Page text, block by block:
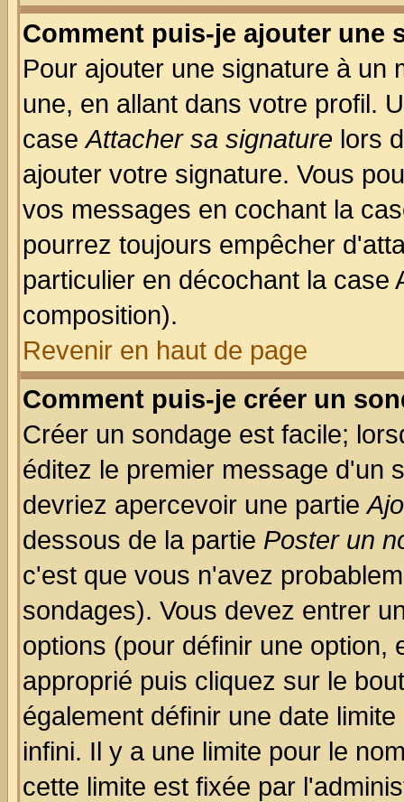
Comment puis-je ajouter une
Pour ajouter une signature à un
une, en allant dans votre profil.
caseAttacher sa signature lors
ajouter votre signature. Vous
vos messages en cochant la
pourrez toujours empêcher
particulier en décochant la case
composition).
Revenir en haut de page
Comment puis-je créer un
Créer un sondage est facile;
éditez le premier message d'un
devriez apercevoir une partie
dessous de la partie Poster un
c'est que vous n'avez
sondages). Vous devez entrer
options (pour définir une option,
approprié puis cliquez sur le
également définir une date
infini. Il y a une limite pour le
cette limite est fixée par